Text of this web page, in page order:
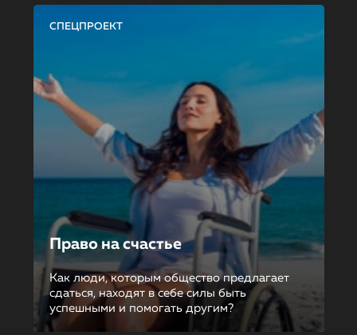
СПЕЦПРОЕКТ
Право на счастье
Как люди, которым общество предлагает
сдаться, находят в себе силы быть
успешными и помогать другим?